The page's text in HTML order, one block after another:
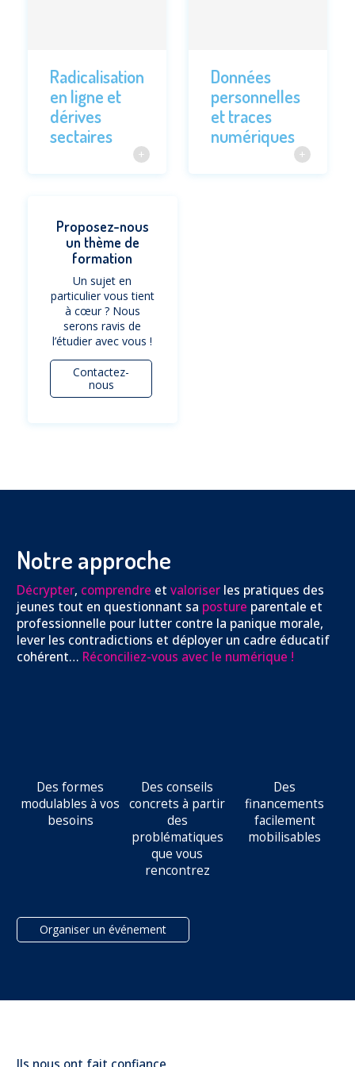
Radicalisation
en ligne et
dérives
sectaires
Données
personnelles
et traces
numériques
Proposez-nous
un thème de
formation
Un sujet en
particulier vous tient
à cœur ? Nous
serons ravis de
l’étudier avec vous !
Contactez-
nous
Notre approche
Décrypter, comprendre et valoriser les pratiques des
jeunes tout en questionnant sa posture parentale et
professionnelle pour lutter contre la panique morale,
lever les contradictions et déployer un cadre éducatif
cohérent… Réconciliez-vous avec le numérique !
Des formes
modulables à vos
besoins
Des conseils
concrets à partir
des
problématiques
que vous
rencontrez
Des
financements
facilement
mobilisables
Organiser un événement